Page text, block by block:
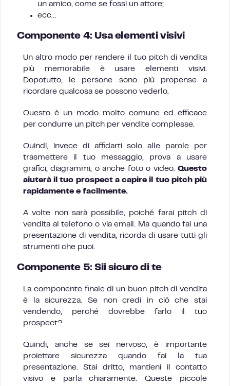
un amico, come se fossi un attore;
ecc…
Componente 4: Usa elementi visivi
Un altro modo per rendere il tuo pitch di vendita
più memorabile è usare elementi visivi.
Dopotutto, le persone sono più propense a
ricordare qualcosa se possono vederlo.
Questo è un modo molto comune ed efficace
per condurre un pitch per vendite complesse.
Quindi, invece di affidarti solo alle parole per
trasmettere il tuo messaggio, prova a usare
grafici, diagrammi, o anche foto o video. Questo
aiuterà il tuo prospect a capire il tuo pitch più
rapidamente e facilmente.
A volte non sarà possibile, poiché farai pitch di
vendita al telefono o via email. Ma quando fai una
presentazione di vendita, ricorda di usare tutti gli
strumenti che puoi.
Componente 5: Sii sicuro di te
La componente finale di un buon pitch di vendita
è la sicurezza. Se non credi in ciò che stai
vendendo, perché dovrebbe farlo il tuo
prospect?
Quindi, anche se sei nervoso, è importante
proiettare sicurezza quando fai la tua
presentazione. Stai dritto, mantieni il contatto
visivo e parla chiaramente. Queste piccole